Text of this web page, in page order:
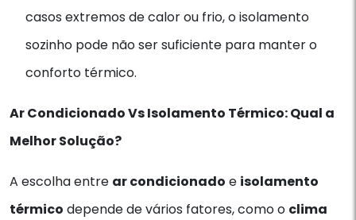
casos extremos de calor ou frio, o isolamento
sozinho pode não ser suficiente para manter o
conforto térmico.
Ar Condicionado Vs Isolamento Térmico: Qual a
Melhor Solução?
A escolha entre ar condicionado e isolamento
térmico depende de vários fatores, como o clima